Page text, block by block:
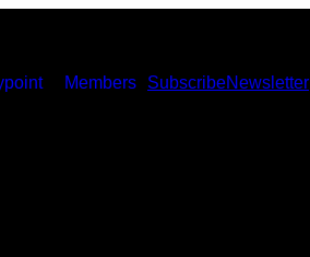
Members SubscribeNewsletter